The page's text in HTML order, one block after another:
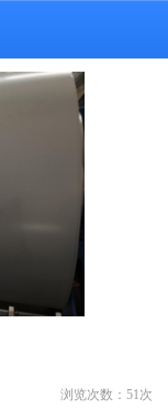
浏览次数： 51 次